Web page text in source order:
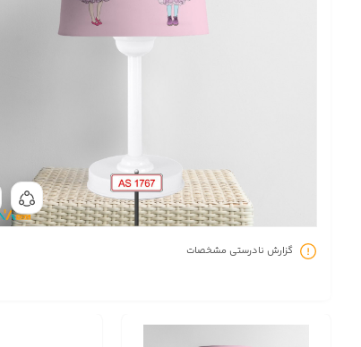
گزارش نادرستی مشخصات